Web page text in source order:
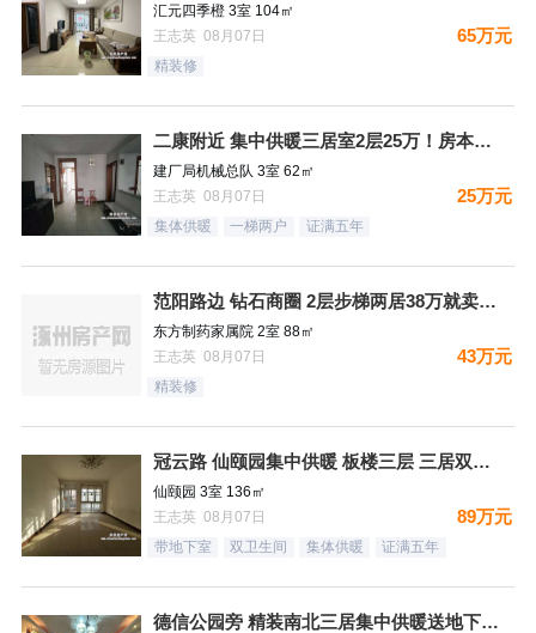
汇元四季橙 3室 104㎡
王志英 08月07日
65万元
精装修
二康附近 集中供暖三居室2层25万！房本满五过户费少！
建厂局机械总队 3室 62㎡
王志英 08月07日
25万元
集体供暖 一梯两户 证满五年
范阳路边 钻石商圈 2层步梯两居38万就卖哦！
东方制药家属院 2室 88㎡
王志英 08月07日
43万元
精装修
冠云路 仙颐园集中供暖 板楼三层 三居双卫 集中供暖 ！送地
仙颐园 3室 136㎡
王志英 08月07日
89万元
带地下室 双卫生间 集体供暖 证满五年
德信公园旁 精装南北三居集中供暖送地下室 税费低